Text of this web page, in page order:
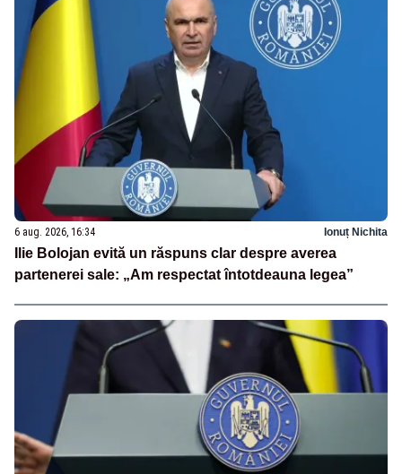
6 aug. 2026, 16:34 Ionuț Nichita
Ilie Bolojan evită un răspuns clar despre averea
partenerei sale: „Am respectat întotdeauna legea”